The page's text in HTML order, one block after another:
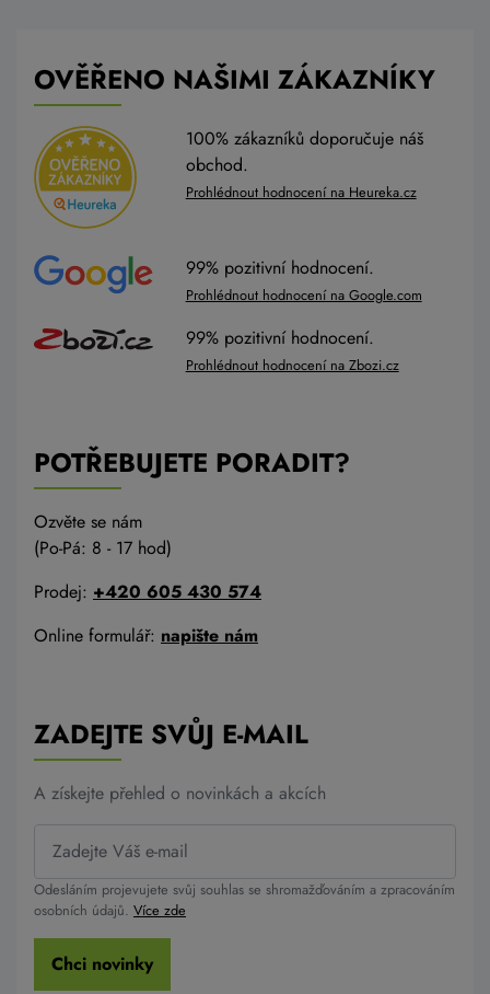
OVĚŘENO NAŠIMI ZÁKAZNÍKY
100% zákazníků doporučuje náš
obchod.
Prohlédnout hodnocení na Heureka.cz
99% pozitivní hodnocení.
Prohlédnout hodnocení na Google.com
99% pozitivní hodnocení.
Prohlédnout hodnocení na Zbozi.cz
POTŘEBUJETE PORADIT?
Ozvěte se nám
(Po-Pá: 8 - 17 hod)
Prodej: +420 605 430 574
Online formulář: napište nám
ZADEJTE SVŮJ E-MAIL
A získejte přehled o novinkách a akcích
Odesláním projevujete svůj souhlas se shromažďováním a zpracováním
osobních údajů. Více zde
Chci novinky